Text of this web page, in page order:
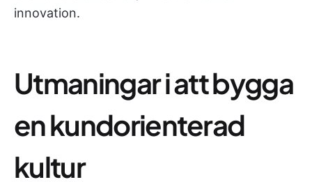
innovation.
Utmaningar i att bygga
en kundorienterad
kultur